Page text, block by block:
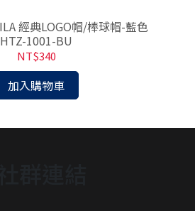
經典LOGO帽/棒球帽-藍色
HTZ-1001-BU
NT$340
加入購物車